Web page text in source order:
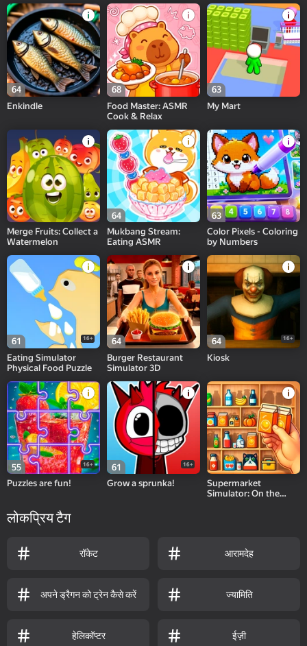
64
Enkindle
68
Food Master: ASMR
Cook & Relax
63
My Mart
Merge Fruits: Collect a
Watermelon
64
Mukbang Stream:
Eating ASMR
63
Color Pixels - Coloring
by Numbers
61 16+
Eating Simulator
Physical Food Puzzle
64
Burger Restaurant
Simulator 3D
64 16+
Kiosk
55 16+
Puzzles are fun!
61 16+
Grow a sprunka!
Supermarket
Simulator: On the
लोकप्रिय टैग
रॉकेट आरामदेह
अपने ड्रैगन को ट्रेन कैसे करें ज्यामिति
हेलिकॉप्टर ईज़ी